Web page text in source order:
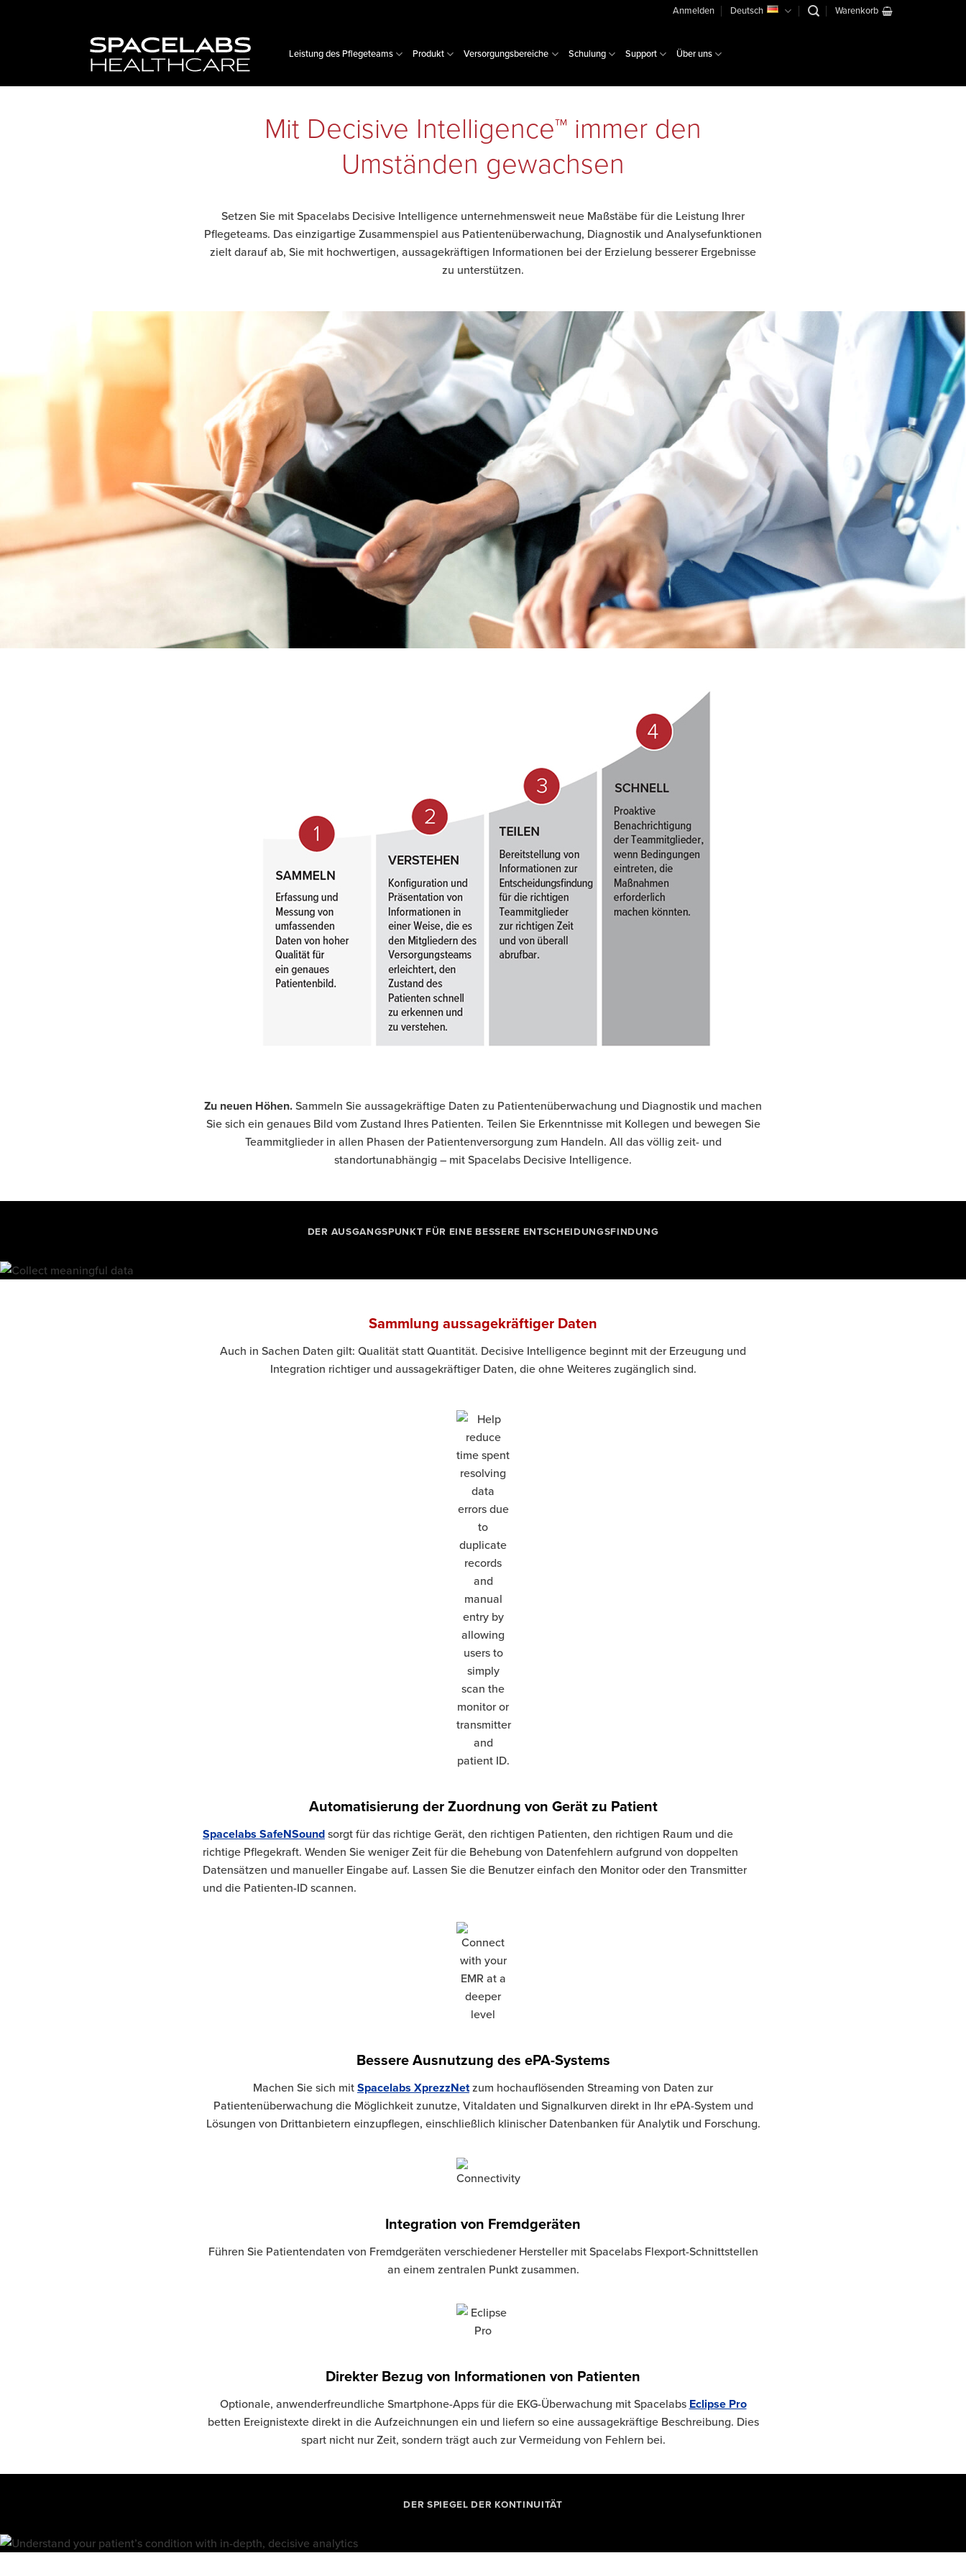
Anmelden Deutsch Warenkorb
Leistung des Pflegeteams Produkt Versorgungsbereiche Schulung Support Über uns
Mit Decisive Intelligence™ immer den
Umständen gewachsen
Setzen Sie mit Spacelabs Decisive Intelligence unternehmensweit neue Maßstäbe für die Leistung Ihrer
Pflegeteams. Das einzigartige Zusammenspiel aus Patientenüberwachung, Diagnostik und Analysefunktionen
zielt darauf ab, Sie mit hochwertigen, aussagekräftigen Informationen bei der Erzielung besserer Ergebnisse
zu unterstützen.
Zu neuen Höhen.Sammeln Sie aussagekräftige Daten zu Patientenüberwachung und Diagnostik und machen
Sie sich ein genaues Bild vom Zustand Ihres Patienten. Teilen Sie Erkenntnisse mit Kollegen und bewegen Sie
Teammitglieder in allen Phasen der Patientenversorgung zum Handeln. All das völlig zeit- und
standortunabhängig – mit Spacelabs Decisive Intelligence.
DER AUSGANGSPUNKT FÜR EINE BESSERE ENTSCHEIDUNGSFINDUNG
Sammlung aussagekräftiger Daten
Auch in Sachen Daten gilt: Qualität statt Quantität. Decisive Intelligence beginnt mit der Erzeugung und
Integration richtiger und aussagekräftiger Daten, die ohne Weiteres zugänglich sind.
Automatisierung der Zuordnung von Gerät zu Patient
Spacelabs SafeNSoundsorgt für das richtige Gerät, den richtigen Patienten, den richtigen Raum und die
richtige Pflegekraft. Wenden Sie weniger Zeit für die Behebung von Datenfehlern aufgrund von doppelten
Datensätzen und manueller Eingabe auf. Lassen Sie die Benutzer einfach den Monitor oder den Transmitter
und die Patienten-ID scannen.
Bessere Ausnutzung des ePA-Systems
Machen Sie sich mitSpacelabs XprezzNetzum hochauflösenden Streaming von Daten zur
Patientenüberwachung die Möglichkeit zunutze, Vitaldaten und Signalkurven direkt in Ihr ePA-System und
Lösungen von Drittanbietern einzupflegen, einschließlich klinischer Datenbanken für Analytik und Forschung.
Integration von Fremdgeräten
Führen Sie Patientendaten von Fremdgeräten verschiedener Hersteller mit Spacelabs Flexport-Schnittstellen
an einem zentralen Punkt zusammen.
Direkter Bezug von Informationen von Patienten
Optionale, anwenderfreundliche Smartphone-Apps für die EKG-Überwachung mit Spacelabs Eclipse Pro
betten Ereignistexte direkt in die Aufzeichnungen ein und liefern so eine aussagekräftige Beschreibung. Dies
spart nicht nur Zeit, sondern trägt auch zur Vermeidung von Fehlern bei.
DER SPIEGEL DER KONTINUITÄT